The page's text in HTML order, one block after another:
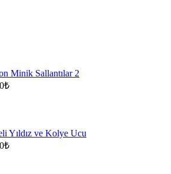
Minik Sallantılar 2
₺
Yıldız ve Kolye Ucu
₺